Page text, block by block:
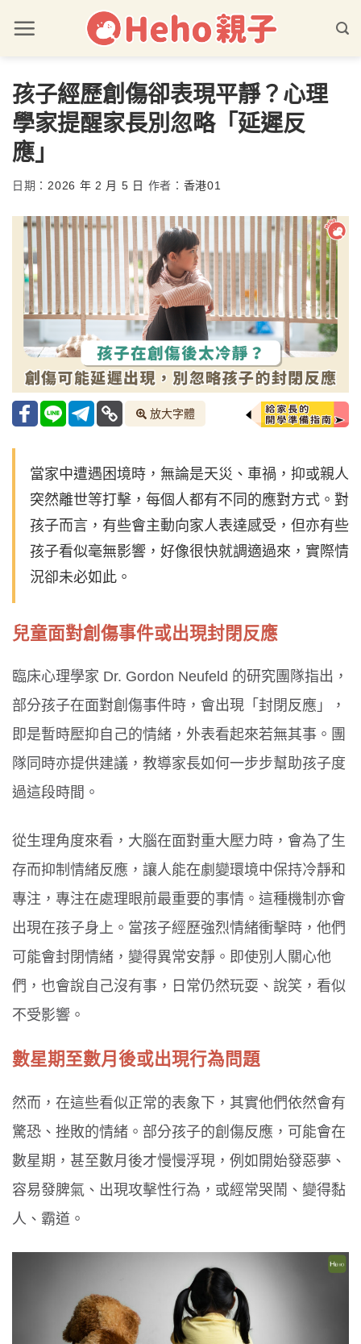
孩子經歷創傷卻表現平靜？心理
學家提醒家長別忽略「延遲反
應」
日期： 2026 年 2 月 5 日 作者： 香港01
放大字體
當家中遭遇困境時，無論是天災、車禍，抑或親人
突然離世等打擊，每個人都有不同的應對方式。對
孩子而言，有些會主動向家人表達感受，但亦有些
孩子看似毫無影響，好像很快就調適過來，實際情
況卻未必如此。
兒童面對創傷事件或出現封閉反應
臨床心理學家 Dr. Gordon Neufeld 的研究團隊指出，
部分孩子在面對創傷事件時，會出現「封閉反應」，
即是暫時壓抑自己的情緒，外表看起來若無其事。團
隊同時亦提供建議，教導家長如何一步步幫助孩子度
過這段時間。
從生理角度來看，大腦在面對重大壓力時，會為了生
存而抑制情緒反應，讓人能在劇變環境中保持冷靜和
專注，專注在處理眼前最重要的事情。這種機制亦會
出現在孩子身上。當孩子經歷強烈情緒衝擊時，他們
可能會封閉情緒，變得異常安靜。即使別人關心他
們，也會說自己沒有事，日常仍然玩耍、說笑，看似
不受影響。
數星期至數月後或出現行為問題
然而，在這些看似正常的表象下，其實他們依然會有
驚恐、挫敗的情緒。部分孩子的創傷反應，可能會在
數星期，甚至數月後才慢慢浮現，例如開始發惡夢、
容易發脾氣、出現攻擊性行為，或經常哭鬧、變得黏
人、霸道。